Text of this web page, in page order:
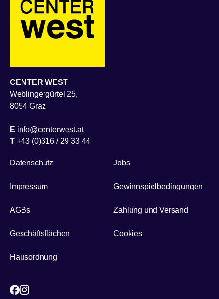
CENTER WEST
Weblingergürtel 25,
8054 Graz
E info@centerwest.at
T +43 (0)316 / 29 33 44
Datenschutz
Impressum
AGBs
Geschäftsflächen
Hausordnung
Jobs
Gewinnspielbedingungen
Zahlung und Versand
Cookies